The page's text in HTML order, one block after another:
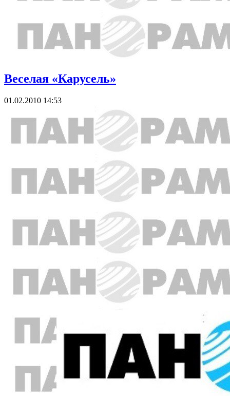
Веселая «Карусель»
01.02.2010 14:53